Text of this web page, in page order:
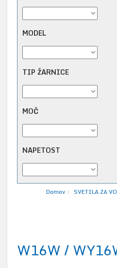
MODEL
TIP ŽARNICE
MOČ
NAPETOST
Domov SVETILA ZA
W16W /